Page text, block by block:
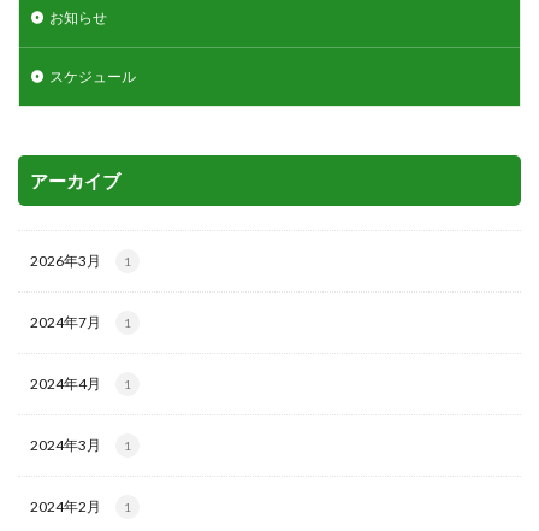
お知らせ
スケジュール
アーカイブ
2026年3月 1
2024年7月 1
2024年4月 1
2024年3月 1
2024年2月 1